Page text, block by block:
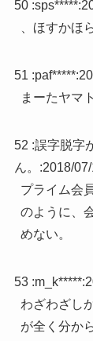
50 :sps*****:
、ほすかほ
51 :paf*****:
まーたヤマ
52 :誤字脱字
ん。 :2018/
プライム会
のように、
めない。
53 :m_k*****:
わざわざし
が全く分か